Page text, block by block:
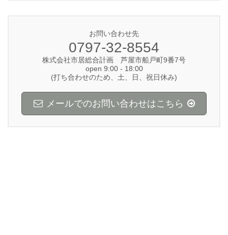
お問い合わせ先
0797-32-8554
株式会社市居総合計画 芦屋市船戸町9番7号
open 9:00 - 18:00
(打ち合わせのため、土、日、祝日休み)
メールでのお問い合わせはこちら